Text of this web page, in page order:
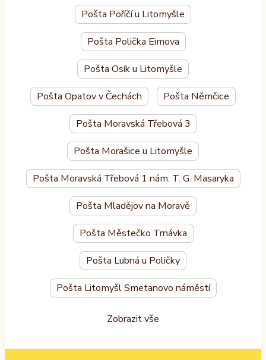
Pošta Poříčí u Litomyšle
Pošta Polička Eimova
Pošta Osík u Litomyšle
Pošta Opatov v Čechách Pošta Němčice
Pošta Moravská Třebová 3
Pošta Morašice u Litomyšle
Pošta Moravská Třebová 1 nám. T. G. Masaryka
Pošta Mladějov na Moravě
Pošta Městečko Trnávka
Pošta Lubná u Poličky
Pošta Litomyšl Smetanovo náměstí
Zobrazit vše